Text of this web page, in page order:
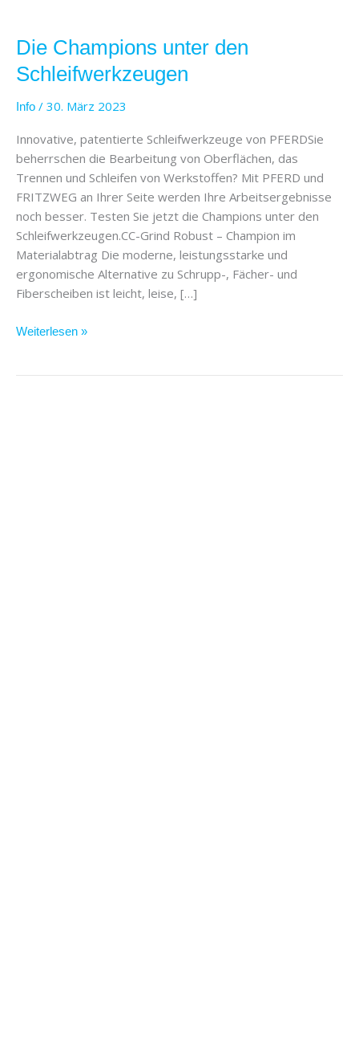
Die Champions unter den
Schleifwerkzeugen
Info / 30. März 2023
Innovative, patentierte Schleifwerkzeuge von PFERDSie
beherrschen die Bearbeitung von Oberflächen, das
Trennen und Schleifen von Werkstoffen? Mit PFERD und
FRITZWEG an Ihrer Seite werden Ihre Arbeitsergebnisse
noch besser. Testen Sie jetzt die Champions unter den
Schleifwerkzeugen.CC-Grind Robust – Champion im
Materialabtrag Die moderne, leistungsstarke und
ergonomische Alternative zu Schrupp-, Fächer- und
Fiberscheiben ist leicht, leise, […]
unter
Schleifwerkzeugen
Weiterlesen »